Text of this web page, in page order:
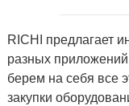
RICHI предлагает
разных
берем на себя все
закупки